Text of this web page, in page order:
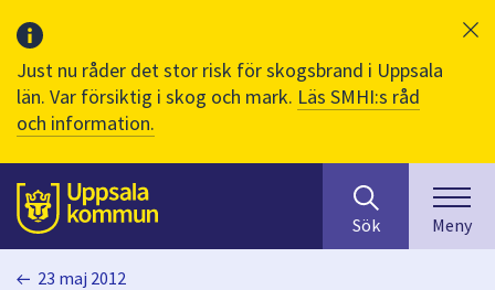
Just nu råder det stor risk för skogsbrand i Uppsala
län. Var försiktig i skog och mark. Läs SMHI:s råd
och information.
Till sidans
huvudinnehåll
efter
innehåll
på
Sök Meny
23 maj 2012